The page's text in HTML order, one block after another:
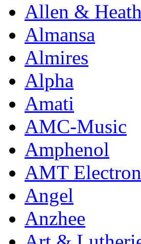
Allen & Heath
Almansa
Almires
Alpha
Amati
AMC-Music
Amphenol
AMT
Angel
Anzhee